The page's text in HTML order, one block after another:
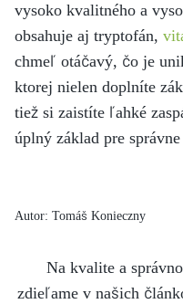
vysoko kvalitného a
obsahuje aj tryptofán,
chmeľ otáčavý, čo je
ktorej nielen doplníte
tiež si zaistíte ľahké
úplný základ pre
Autor: Tomáš Konieczny
Na kvalite a
zdieľame v našich